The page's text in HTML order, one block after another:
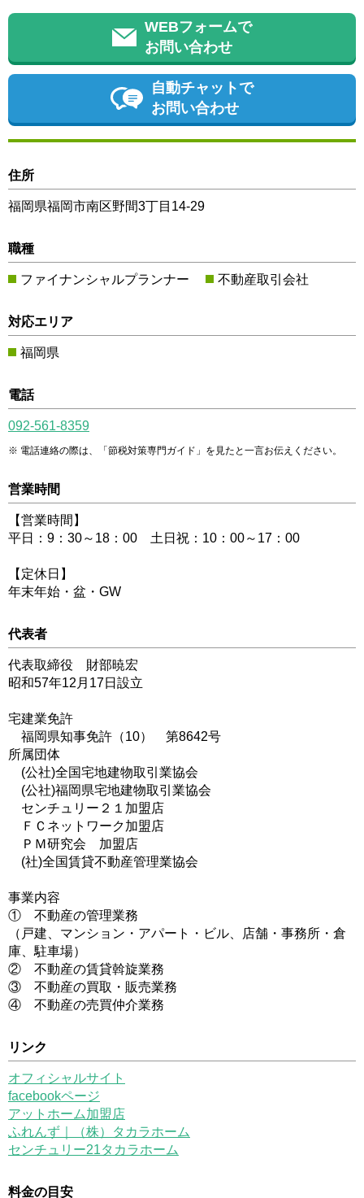
WEBフォームで
お問い合わせ
自動チャットで
お問い合わせ
住所
福岡県福岡市南区野間3丁目14-29
職種
ファイナンシャルプランナー 不動産取引会社
対応エリア
福岡県
電話
092-561-8359
電話連絡の際は、「節税対策専門ガイド」を見たと一言お伝えください。
営業時間
【営業時間】
平日：9：30～18：00 土日祝：10：00～17：00
【定休日】
年末年始・盆・GW
代表者
代表取締役 財部暁宏
昭和57年12月17日設立
宅建業免許
福岡県知事免許（10） 第8642号
所属団体
(公社)全国宅地建物取引業協会
(公社)福岡県宅地建物取引業協会
センチュリー２１加盟店
ＦＣネットワーク加盟店
ＰＭ研究会 加盟店
(社)全国賃貸不動産管理業協会
事業内容
① 不動産の管理業務
（戸建、マンション・アパート・ビル、店舗・事務所・倉
庫、駐車場）
② 不動産の賃貸斡旋業務
③ 不動産の買取・販売業務
④ 不動産の売買仲介業務
リンク
オフィシャルサイト
facebookページ
アットホーム加盟店
ふれんず｜（株）タカラホーム
センチュリー21タカラホーム
料金の目安